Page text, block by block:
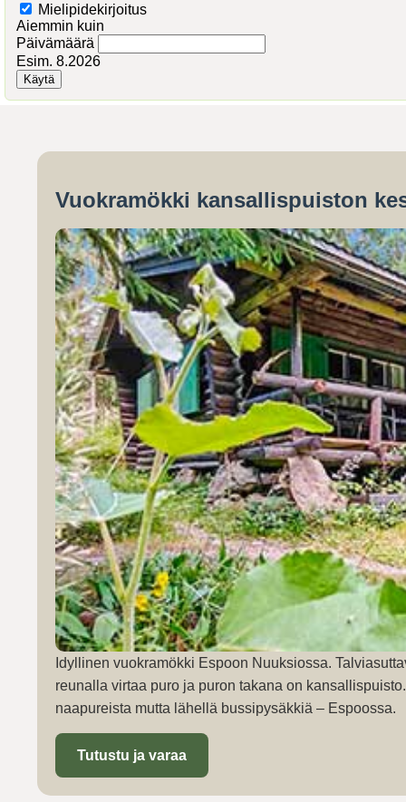
Mielipidekirjoitus
Aiemmin kuin
Päivämäärä
Esim. 8.2026
Vuokramökki kansallispuiston
Idyllinen vuokramökki Espoon Nuuksiossa.
reunalla virtaa puro ja puron takana on
naapureista mutta lähellä bussipysäkkiä – Espoossa.
Tutustu ja varaa